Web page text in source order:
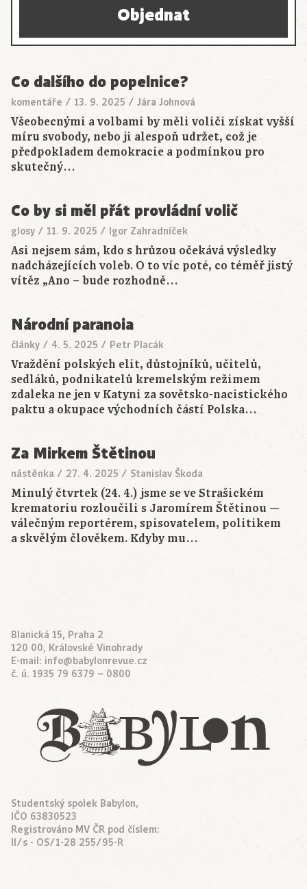
Objednat
Co dalšího do popelnice?
komentáře / 13. 9. 2025 / Jára Johnová
Všeobecnými a volbami by měli voliči získat vyšší
míru svobody, nebo ji alespoň udržet, což je
předpokladem demokracie a podmínkou pro
skutečný…
Co by si měl přát provládní volič
glosy / 11. 9. 2025 / Igor Zahradníček
Asi nejsem sám, kdo s hrůzou očekává výsledky
nadcházejících voleb. O to víc poté, co téměř jistý
vítěz „Ano – bude rozhodně…
Národní paranoia
články / 4. 5. 2025 / Petr Placák
Vraždění polských elit, důstojníků, učitelů,
sedláků, podnikatelů kremelským režimem
zdaleka ne jen v Katyni za sovětsko-nacistického
paktu a okupace východních částí Polska…
Za Mirkem Štětinou
nástěnka / 27. 4. 2025 / Stanislav Škoda
Minulý čtvrtek (24. 4.) jsme se ve Strašickém
krematoriu rozloučili s Jaromírem Štětinou —
válečným reportérem, spisovatelem, politikem
a skvělým člověkem. Kdyby mu…
Blanická 15, Praha 2
120 00, Královské Vinohrady
E-mail: info@babylonrevue.cz
č. ú. 1935 79 6379 – 0800
Studentský spolek Babylon,
IČO 63830523
Registrováno MV ČR pod číslem:
II/s - OS/1-28 255/95-R